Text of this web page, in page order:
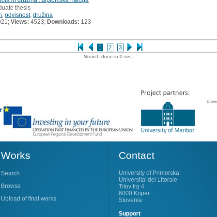
1 2 3
thesis
odvisnost, družina
Views: 4523; Downloads: 123
Search done in 0 sec.
Works
Search
Browse
Upload of final works
Contact
University of Primorska
Universita' del Litorale
Titov trg 4
6000 Koper
Slovenia
Support